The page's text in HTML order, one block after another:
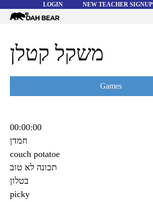
LOGIN NEW TEACHER SIGNUP
Dah
HELP
משקל קטלן
Games
00:00:00
חמדן
couch potatoe
תכונה ‌לא טוב
בטלון
picky